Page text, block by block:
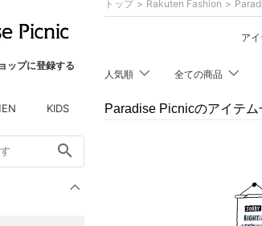
ップに登録する
KIDS
search
トップ Rakuten Fashion
ア
人気順 全ての商品
Paradise Picnicのアイテム